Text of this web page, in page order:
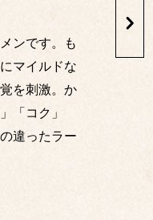
ンです。も
マイルドな
を刺激。か
「コク」
違ったラー